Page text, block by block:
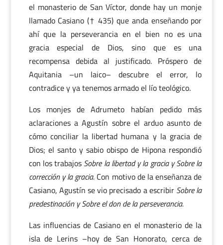
el monasterio de San Víctor, donde hay un monje
llamado Casiano († 435) que anda enseñando por
ahí que la perseverancia en el bien no es una
gracia especial de Dios, sino que es una
recompensa debida al justificado. Próspero de
Aquitania –un laico– descubre el error, lo
contradice y ya tenemos armado el lío teológico.
Los monjes de Adrumeto habían pedido más
aclaraciones a Agustín sobre el arduo asunto de
cómo conciliar la libertad humana y la gracia de
Dios; el santo y sabio obispo de Hipona respondió
con los trabajos Sobre la libertad y la gracia y Sobre la
corrección y la gracia. Con motivo de la enseñanza de
Casiano, Agustín se vio precisado a escribir Sobre la
predestinación y Sobre el don de la perseverancia.
Las influencias de Casiano en el monasterio de la
isla de Lerins –hoy de San Honorato, cerca de